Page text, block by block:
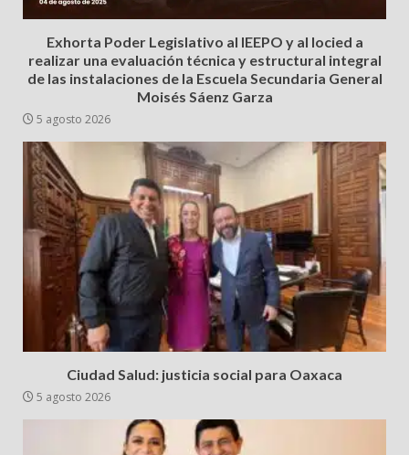
Exhorta Poder Legislativo al IEEPO y al Iocied a
realizar una evaluación técnica y estructural integral
de las instalaciones de la Escuela Secundaria General
Moisés Sáenz Garza
5 agosto 2026
Ciudad Salud: justicia social para Oaxaca
5 agosto 2026